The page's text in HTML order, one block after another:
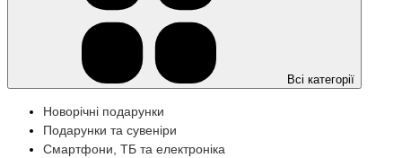
Всі категорії
Новорічні подарунки
Подарунки та сувеніри
Смартфони, ТБ та електроніка